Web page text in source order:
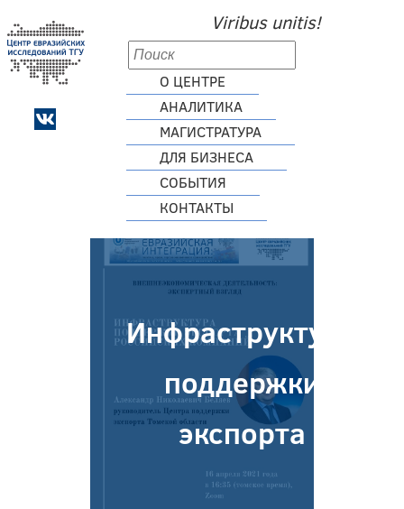
Viribus unitis!
О ЦЕНТРЕ
АНАЛИТИКА
МАГИСТРАТУРА
ДЛЯ БИЗНЕСА
СОБЫТИЯ
КОНТАКТЫ
Инфраструктура
поддержки
экспорта